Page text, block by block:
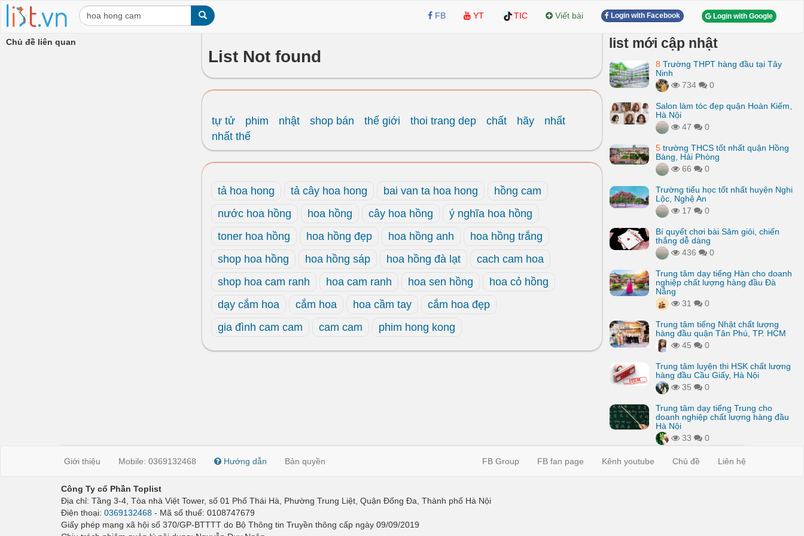
FB YT TIC Viết bài Login with Facebook Login with Google
Chủ đề liên quan
List Not found
tự tử phim nhật shop bán thế giới thoi trang dep chất hãy
nhất
nhất thế
tả hoa hong tả cây hoa hong bai van ta hoa hong
hồng cam
nước hoa hồng
hoa hồng cây hoa hồng
ý nghĩa hoa hồng
toner hoa hồng
hoa hồng đẹp hoa hồng anh
hoa hồng trắng
shop hoa hồng
hoa hồng sáp hoa hồng đà lạt
cach cam hoa
shop hoa cam ranh
hoa cam ranh hoa sen hồng
hoa cỏ hồng
dạy cắm hoa
cắm hoa hoa cầm tay
cắm hoa đẹp
gia đình cam cam
cam cam phim hong kong
list mới cập nhật
8 Trường THPT hàng đầu tại Tây
Ninh
734
0
Salon làm tóc đẹp quận Hoàn Kiếm,
Hà Nội
47
0
5 trường THCS tốt nhất quận Hồng
Bàng, Hải Phòng
66
0
Trường tiểu học tốt nhất huyện Nghi
Lộc, Nghệ An
17
0
Bí quyết chơi bài Sâm giỏi, chiến
thắng dễ dàng
436
0
Trung tâm dạy tiếng Hàn cho doanh
nghiệp chất lượng hàng đầu Đà
Nẵng
31
0
Trung tâm tiếng Nhật chất lượng
hàng đầu quận Tân Phú, TP. HCM
45
0
Trung tâm luyện thi HSK chất lượng
hàng đầu Cầu Giấy, Hà Nội
35
0
Trung tâm dạy tiếng Trung cho
doanh nghiệp chất lượng hàng đầu
Hà Nội
33
0
Giới thiệu Mobile: 0369132468 Hướng dẫn Bản quyền FB Group FB fan page Kênh youtube Chủ đề Liên hệ
Công Ty cổ Phần Toplist
Địa chỉ: Tầng 3-4, Tòa nhà Việt Tower, số 01 Phố Thái Hà, Phường Trung Liệt, Quận Đống Đa, Thành phố Hà Nội
Điện thoại: 0369132468 - Mã số thuế: 0108747679
Giấy phép mạng xã hội số 370/GP-BTTTT do Bộ Thông tin Truyền thông cấp ngày 09/09/2019